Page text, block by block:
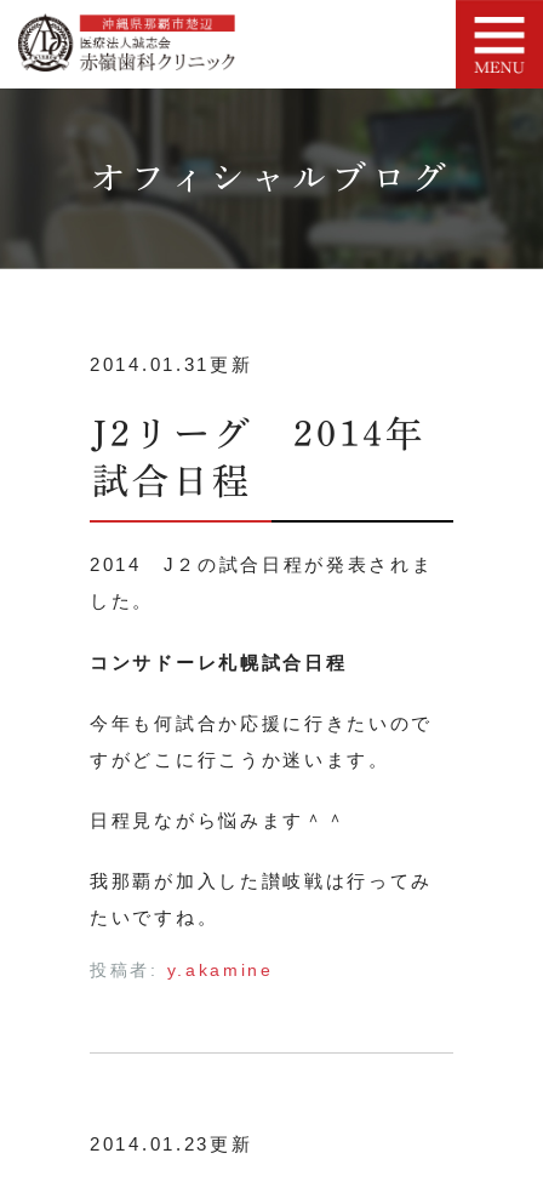
オフィシャルブログ
2014.01.31更新
J2リーグ 2014年
試合日程
2014 J２の試合日程が発表されま
した。
コンサドーレ札幌試合日程
今年も何試合か応援に行きたいので
すがどこに行こうか迷います。
日程見ながら悩みます＾＾
我那覇が加入した讃岐戦は行ってみ
たいですね。
投稿者: y.akamine
2014.01.23更新